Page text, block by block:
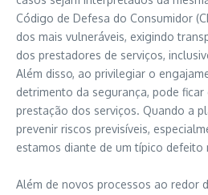
Código de Defesa do Consumidor
dos mais vulneráveis, exigindo
dos prestadores de serviços,
Além disso, ao privilegiar o
detrimento da segurança, pode
prestação dos serviços. Quando a
prevenir riscos previsíveis,
estamos diante de um típico defeito
Além de novos processos ao redor